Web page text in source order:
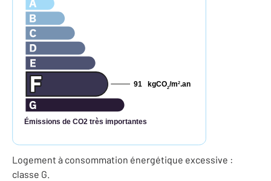
Émissions de CO2 très importantes
kgCO2/m2.an
91
Logement à consommation énergétique excessive :
classe G.